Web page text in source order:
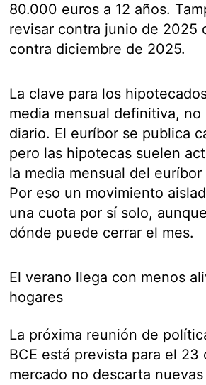
80.000 euros a 12 años.
revisar contra junio de 2025
contra diciembre de 2025.
La clave para los
media mensual definitiva, no
diario. El euríbor se publica
pero las hipotecas suelen
la media mensual del euríbor
Por eso un movimiento
una cuota por sí solo,
dónde puede cerrar el mes.
El verano llega con menos
hogares
La próxima reunión de
BCE está prevista para el 23
mercado no descarta